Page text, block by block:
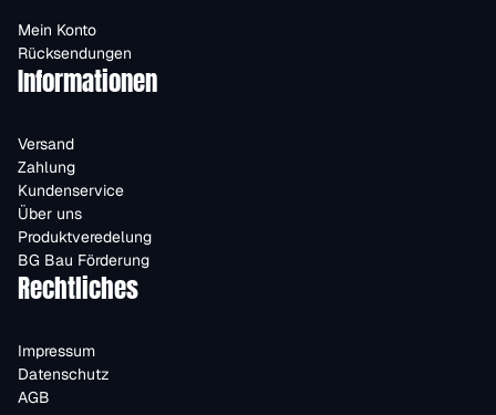
Mein Konto
Rücksendungen
Informationen
Versand
Zahlung
Kundenservice
Über uns
Produktveredelung
BG Bau Förderung
Rechtliches
Impressum
Datenschutz
AGB